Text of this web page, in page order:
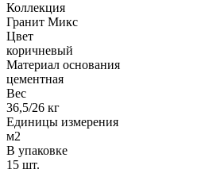
Коллекция
Гранит Микс
Цвет
коричневый
Материал основания
цементная
Вес
36,5/26 кг
Единицы измерения
м2
В упаковке
15 шт.